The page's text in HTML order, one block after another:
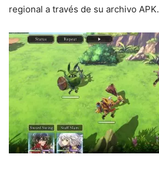
regional a través de su archivo APK.